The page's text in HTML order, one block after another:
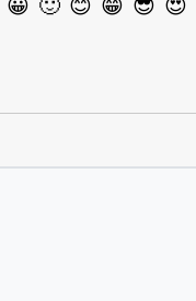
😀 🙂 😊 😁 😎 😍